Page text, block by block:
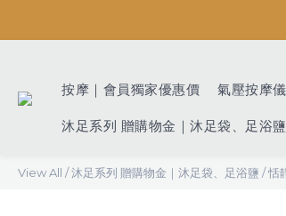
按摩｜會員獨家優惠價 氣壓按摩
沐足系列 贈購物金｜沐足袋、足浴鹽
View All /沐足系列 贈購物金｜沐足袋、足浴鹽 /恬